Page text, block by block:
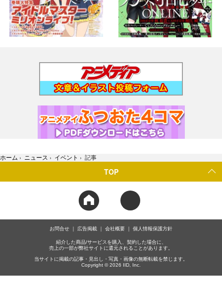
ホーム › ニュース › イベント › 記事
TOP
お問合せ 広告掲載 会社概要 個人情報保護方針
紹介した商品/サービスを購入、契約した場合に、
売上の一部が弊社サイトに還元されることがあります。
当サイトに掲載の記事・見出し・写真・画像の無断転載を禁じます。
Copyright © 2026 IID, Inc.